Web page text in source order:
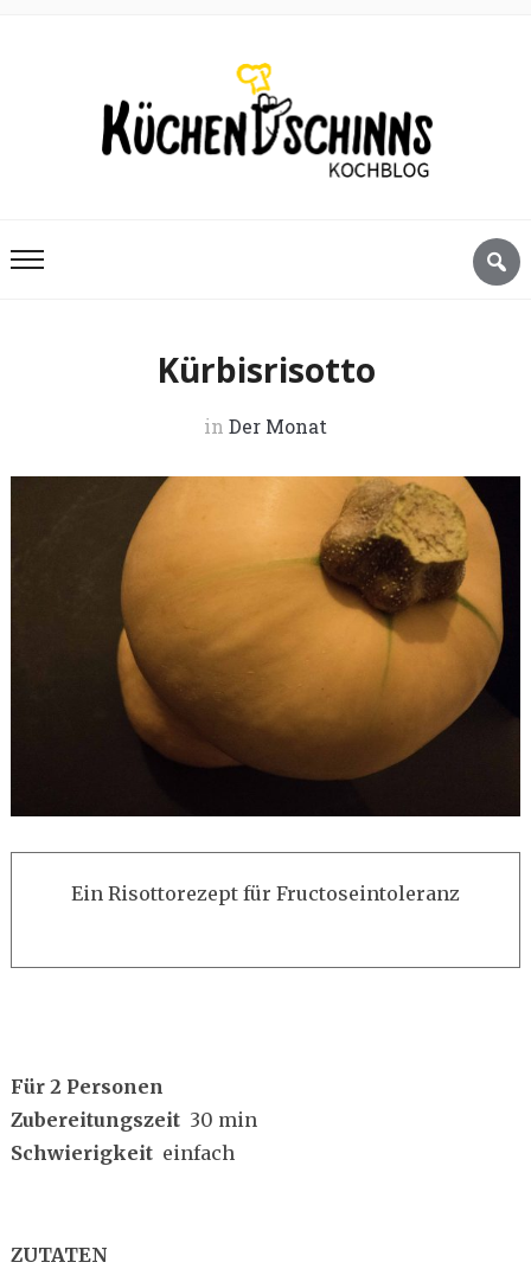
Kürbisrisotto
in Der Monat
Ein Risottorezept für Fructoseintoleranz
Für 2 Personen
Zubereitungszeit 30 min
Schwierigkeiteinfach
ZUTATEN